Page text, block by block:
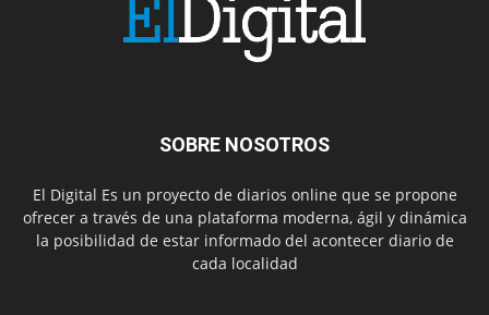
SOBRE NOSOTROS
El Digital Es un proyecto de diarios online que se propone
ofrecer a través de una plataforma moderna, ágil y dinámica
la posibilidad de estar informado del acontecer diario de
cada localidad